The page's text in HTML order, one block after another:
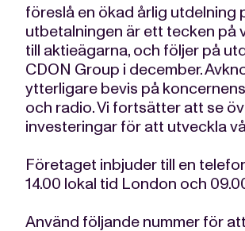
föreslå en ökad årlig utdelning
utbetalningen är ett tecken
till aktieägarna, och följer på
CDON Group i december.
ytterligare bevis på
och radio. Vi fortsätter att se
investeringar för att utveckla
Företaget inbjuder till en
14.00 lokal tid London och
Använd följande nummer för